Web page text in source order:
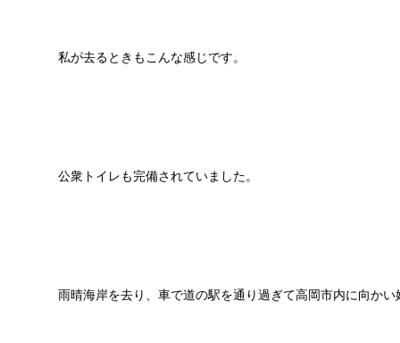
私が去るときもこんな感じです。
公衆トイレも完備されていました。
雨晴海岸を去り、車で道の駅を通り過ぎて高岡市内に向か